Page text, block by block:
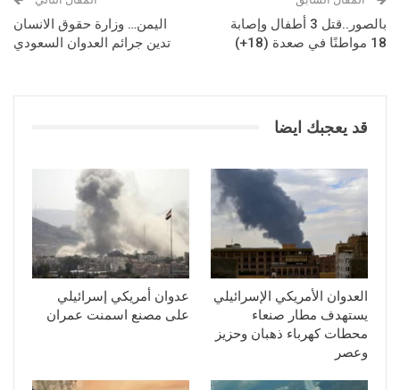
بالصور..قتل 3 أطفال وإصابة
18 مواطنًا في صعدة (18+)
اليمن… وزارة حقوق الانسان
تدين جرائم العدوان السعودي
قد يعجبك ايضا
العدوان الأمريكي الإسرائيلي
يستهدف مطار صنعاء
محطات كهرباء ذهبان وحزيز
وعصر
عدوان أمريكي إسرائيلي
على مصنع اسمنت عمران